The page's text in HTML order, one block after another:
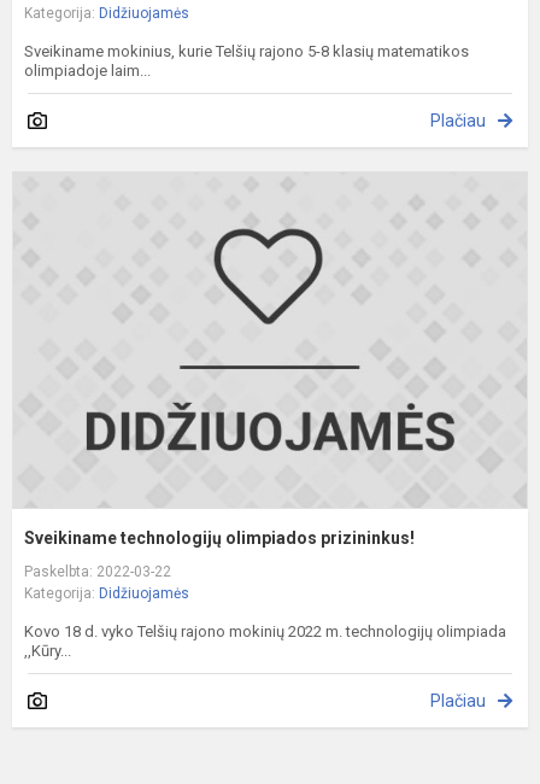
Kategorija: Didžiuojamės
Sveikiname mokinius, kurie Telšių rajono 5-8 klasių matematikos
olimpiadoje laim...
Plačiau
Sveikiname technologijų olimpiados prizininkus!
Paskelbta: 2022-03-22
Kategorija: Didžiuojamės
Kovo 18 d. vyko Telšių rajono mokinių 2022 m. technologijų olimpiada
,,Kūry...
Plačiau